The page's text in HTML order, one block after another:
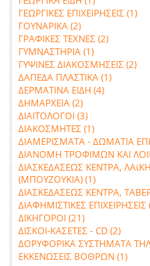
ΓΕΩΡΓΙΚΕΣ ΕΠΙΧΕΙΡΗΣΕΙΣ (1)
ΓΟΥΝΑΡΙΚΑ (2)
ΓΡΑΦΙΚΕΣ ΤΕΧΝΕΣ (2)
ΓΥΜΝΑΣΤΗΡΙΑ (1)
ΓΥΨΙΝΕΣ ΔΙΑΚΟΣΜΗΣΕΙΣ (2)
ΔΑΠΕΔΑ ΠΛΑΣΤΙΚΑ (1)
ΔΕΡΜΑΤΙΝΑ ΕΙΔΗ (4)
ΔΗΜΑΡΧΕΙΑ (2)
ΔΙΑΙΤΟΛΟΓΟΙ (3)
ΔΙΑΚΟΣΜΗΤΕΣ (1)
ΔΙΑΜΕΡΙΣΜΑΤΑ - ΔΩΜΑΤΙΑ
ΔΙΑΝΟΜΗ ΤΡΟΦΙΜΩΝ ΚΑΙ
ΔΙΑΣΚΕΔΑΣΕΩΣ ΚΕΝΤΡΑ,
(ΜΠΟΥΖΟΥΚΙΑ) (1)
ΔΙΑΣΚΕΔΑΣΕΩΣ ΚΕΝΤΡΑ,
ΔΙΑΦΗΜΙΣΤΙΚΕΣ ΕΠΙΧΕΙΡΗΣΕΙΣ
ΔΙΚΗΓΟΡΟΙ (21)
ΔΙΣΚΟΙ-ΚΑΣΕΤΕΣ - CD (2)
ΔΟΡΥΦΟΡΙΚΑ ΣΥΣΤΗΜΑΤΑ
ΕΚΚΕΝΩΣΕΙΣ ΒΟΘΡΩΝ (1)